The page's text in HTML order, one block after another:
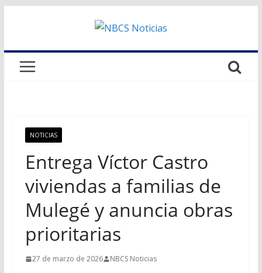
NOTICIAS
Entrega Víctor Castro
viviendas a familias de
Mulegé y anuncia obras
prioritarias
27 de marzo de 2026 NBCS Noticias